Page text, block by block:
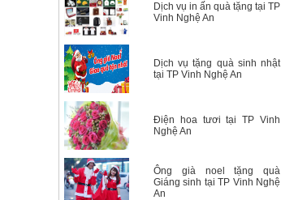
Dịch vụ in ấn quà tặng tại TP
Vinh Nghệ An
Dịch vụ tặng quà sinh nhật
tại TP Vinh Nghệ An
Điện hoa tươi tại TP Vinh
Nghệ An
Ông già noel tặng quà
Giáng sinh tại TP Vinh Nghệ
An